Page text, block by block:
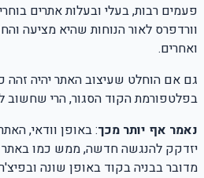
פעמים רבות, בעלי ובעלות אתרים
וורדפרס לאור הנוחות שהיא מציעה
ואחרים.
גם אם הוחלט שעיצוב האתר יהיה זהה
בפלטפורמת הקוד הסגור, הרי
נאמר אף יותר מכך: באופן וודאי,
יזדקק להנגשה חדשה, ממש כמו
מדובר בבניה בקוד באופן שונה